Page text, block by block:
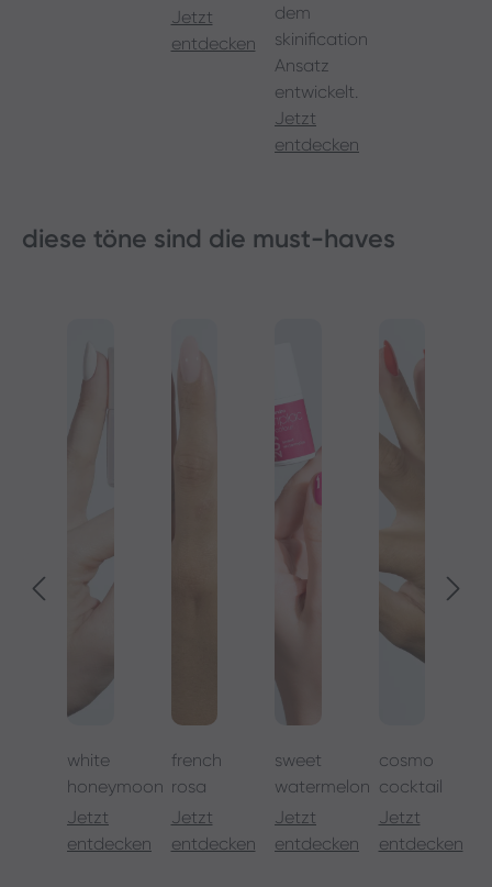
Jetzt
entdecken
dem
skinification
Ansatz
entwickelt.
Jetzt
entdecken
diese töne sind die must-haves
white
honeymoon
Jetzt
entdecken
french
rosa
Jetzt
entdecken
sweet
watermelon
Jetzt
entdecken
cosmo
cocktail
Jetzt
entdecken